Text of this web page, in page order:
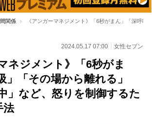
間関係 《アンガーマネジメント》「6秒がまん」「深呼
2024.05.17 07:00 女性セブン
ネジメント》「6秒がま
」「その場から離れる」
」など、怒りを制御するた
法